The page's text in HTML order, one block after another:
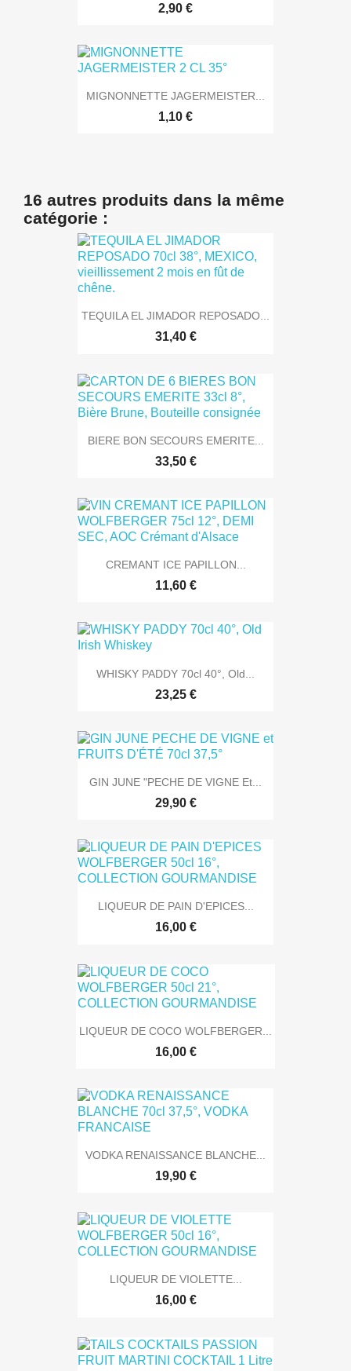
2,90 €
MIGNONNETTE JAGERMEISTER...
1,10 €
16 autres produits dans la même
catégorie :
TEQUILA EL JIMADOR REPOSADO...
31,40 €
BIERE BON SECOURS EMERITE...
33,50 €
CREMANT ICE PAPILLON...
11,60 €
WHISKY PADDY 70cl 40°, Old...
23,25 €
GIN JUNE "PECHE DE VIGNE Et...
29,90 €
LIQUEUR DE PAIN D'EPICES...
16,00 €
LIQUEUR DE COCO WOLFBERGER...
16,00 €
VODKA RENAISSANCE BLANCHE...
19,90 €
LIQUEUR DE VIOLETTE...
16,00 €